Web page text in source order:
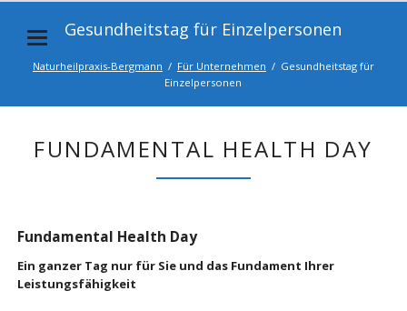
Gesundheitstag für Einzelpersonen
Naturheilpraxis-Bergmann Für Unternehmen
Gesundheitstag für
Einzelpersonen
FUNDAMENTAL HEALTH DAY
Fundamental Health Day
Ein ganzer Tag nur für Sie und das Fundament Ihrer
Leistungsfähigkeit